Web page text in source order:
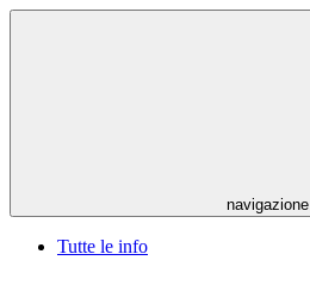
navigazione
Tutte le info